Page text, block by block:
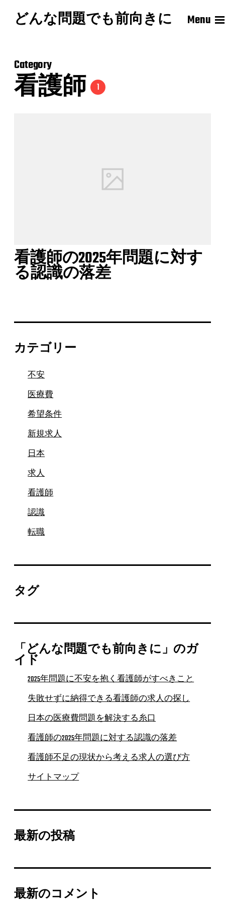
どんな問題でも前向きに Menu
Category
看護師 1
看護師の2025年問題に対す
る認識の落差
カテゴリー
不安
医療費
希望条件
新規求人
日本
求人
看護師
認識
転職
タグ
「どんな問題でも前向きに」のガ
イド
2025年問題に不安を抱く看護師がすべきこと
失敗せずに納得できる看護師の求人の探し
日本の医療費問題を解決する糸口
看護師の2025年問題に対する認識の落差
看護師不足の現状から考える求人の選び方
サイトマップ
最新の投稿
最新のコメント